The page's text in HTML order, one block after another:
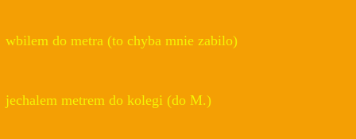
wbilem do metra (to chyba mnie zabilo)
jechalem metrem do kolegi (do M.)